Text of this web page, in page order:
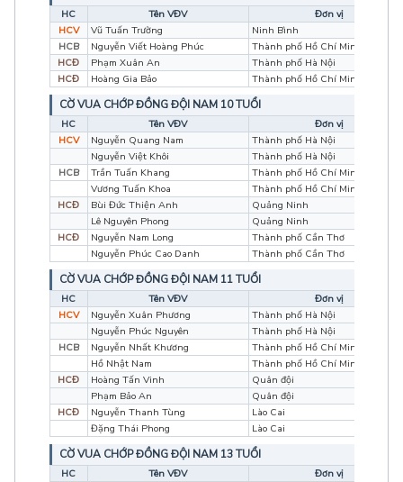
HC Tên VĐV
Đơn vị
HCV
Vũ Tuấn Trường
Ninh Bình
HCB
Nguyễn Viết Hoàng Phúc
Thành phố Hồ Chí Minh
HCĐ
Phạm Xuân An
Thành phố Hà Nội
HCĐ
Hoàng Gia Bảo Thành phố Hồ Chí Minh
CỜ VUA CHỚP ĐỒNG ĐỘI NAM 10 TUỔI
HC Tên VĐV
Đơn vị
HCV
Nguyễn Quang Nam
Thành phố Hà Nội
Nguyễn Việt Khôi
Thành phố Hà Nội
HCB
Trần Tuấn Khang
Thành phố Hồ Chí Minh
Vương Tuấn Khoa
Thành phố Hồ Chí Minh
HCĐ
Bùi Đức Thiện Anh
Quảng Ninh
Lê Nguyên Phong
Quảng Ninh
HCĐ
Nguyễn Nam Long
Thành phố Cần Thơ
Nguyễn Phúc Cao Danh
Thành phố Cần Thơ
CỜ VUA CHỚP ĐỒNG ĐỘI NAM 11 TUỔI
HC Tên VĐV
Đơn vị
HCV
Nguyễn Xuân Phương
Thành phố Hà Nội
Nguyễn Phúc Nguyên
Thành phố Hà Nội
HCB
Nguyễn Nhất Khương
Thành phố Hồ Chí Minh
Hồ Nhật Nam
Thành phố Hồ Chí Minh
HCĐ
Hoàng Tấn Vinh
Quân đội
Phạm Bảo An
Quân đội
HCĐ
Nguyễn Thanh Tùng
Lào Cai
Đặng Thái Phong
Lào Cai
CỜ VUA CHỚP ĐỒNG ĐỘI NAM 13 TUỔI
HC Tên VĐV
Đơn vị